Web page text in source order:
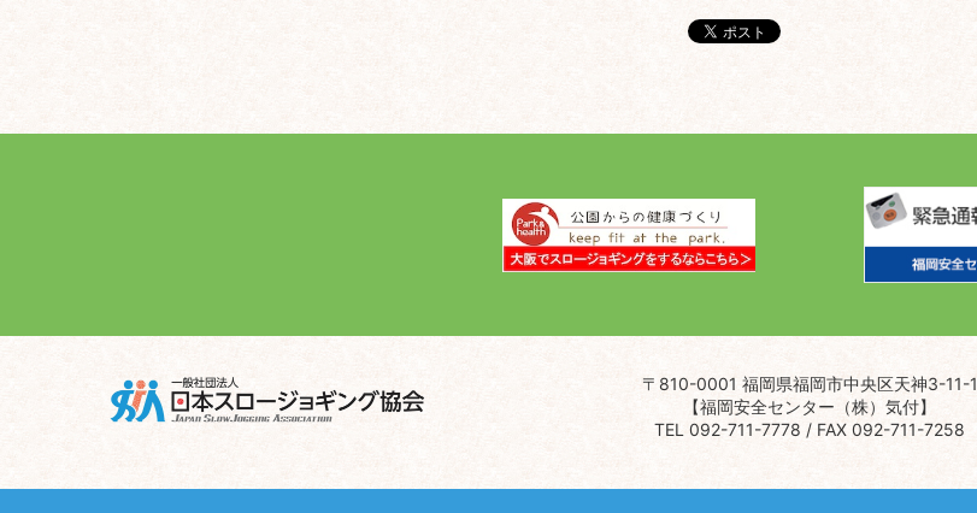
〒810-0001 福岡県福岡市中央区天神3-11-1
【福岡安全センター（株）気付】
TEL 092-711-7778 / FAX 092-711-7258